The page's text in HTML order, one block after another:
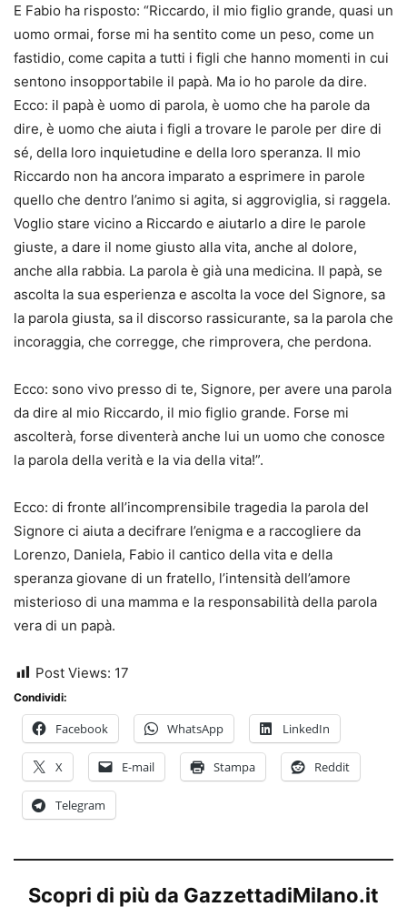
E Fabio ha risposto: “Riccardo, il mio figlio grande, quasi un
uomo ormai, forse mi ha sentito come un peso, come un
fastidio, come capita a tutti i figli che hanno momenti in cui
sentono insopportabile il papà. Ma io ho parole da dire.
Ecco: il papà è uomo di parola, è uomo che ha parole da
dire, è uomo che aiuta i figli a trovare le parole per dire di
sé, della loro inquietudine e della loro speranza. Il mio
Riccardo non ha ancora imparato a esprimere in parole
quello che dentro l’animo si agita, si aggroviglia, si raggela.
Voglio stare vicino a Riccardo e aiutarlo a dire le parole
giuste, a dare il nome giusto alla vita, anche al dolore,
anche alla rabbia. La parola è già una medicina. Il papà, se
ascolta la sua esperienza e ascolta la voce del Signore, sa
la parola giusta, sa il discorso rassicurante, sa la parola che
incoraggia, che corregge, che rimprovera, che perdona.
Ecco: sono vivo presso di te, Signore, per avere una parola
da dire al mio Riccardo, il mio figlio grande. Forse mi
ascolterà, forse diventerà anche lui un uomo che conosce
la parola della verità e la via della vita!”.
Ecco: di fronte all’incomprensibile tragedia la parola del
Signore ci aiuta a decifrare l’enigma e a raccogliere da
Lorenzo, Daniela, Fabio il cantico della vita e della
speranza giovane di un fratello, l’intensità dell’amore
misterioso di una mamma e la responsabilità della parola
vera di un papà.
Post Views: 17
Condividi:
Facebook WhatsApp LinkedIn
X E-mail Stampa Reddit
Telegram
Scopri di più da GazzettadiMilano.it